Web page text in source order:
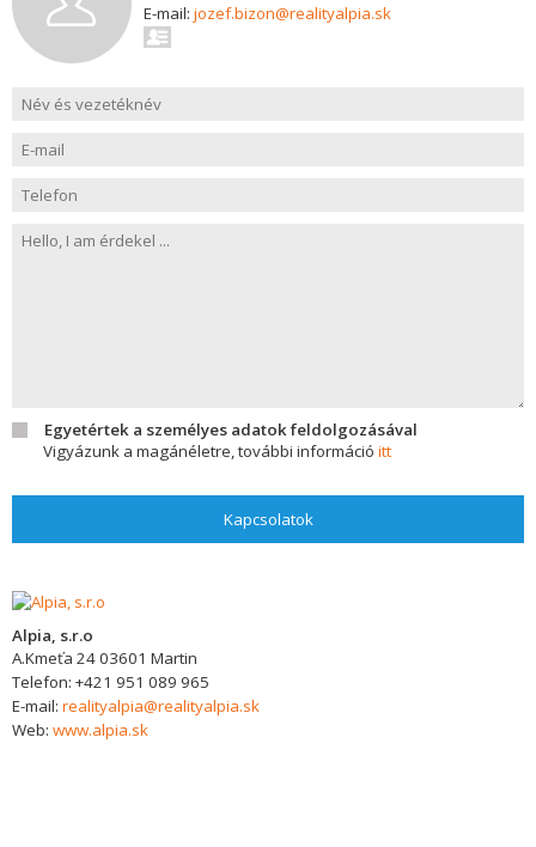
E-mail: jozef.bizon@realityalpia.sk
Egyetértek a személyes adatok feldolgozásával
Vigyázunk a magánéletre, további információ itt
Kapcsolatok
Alpia, s.r.o
A.Kmeťa 2403601 Martin
Telefon: +421 951 089 965
E-mail: realityalpia@realityalpia.sk
Web: www.alpia.sk